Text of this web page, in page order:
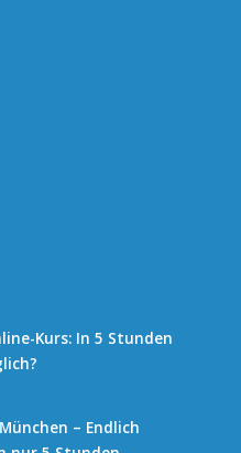
Kurs: In 5 Stunden
– Endlich